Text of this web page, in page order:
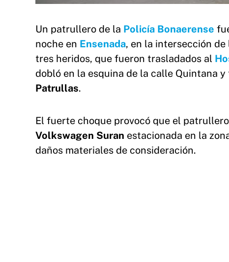
Un patrullero de la Policía Bonaerense
noche en Ensenada, en la intersección de
tres heridos, que fueron trasladados al
dobló en la esquina de la calle Quintana
Patrullas.
El fuerte choque provocó que el
Volkswagen Suran estacionada en la
daños materiales de consideración.